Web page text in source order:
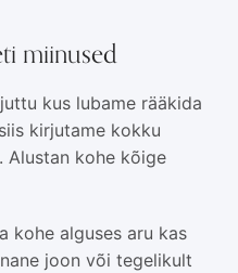
miinused
kus lubame rääkida
kirjutame kokku
Alustan kohe kõige
kohe alguses aru kas
joon või tegelikult